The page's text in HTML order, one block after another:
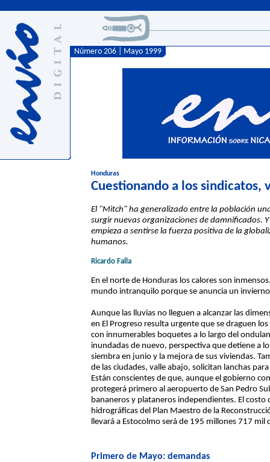
Número 206 | Mayo 1999
Honduras
Cuestionando a los sindicatos,
El "Mitch" ha generalizado entre la población
surgir nuevas organizaciones de damnificados.
empieza a sentirse la fuerza positiva de la
humanos.
Ricardo Falla
En el norte de Honduras los calores son
mundo intranquilo porque se anuncia un
Aunque las lluvias no lleguen a alcanzar las
en El Progreso resulta urgente que se draguen
con innumerables boquetes a lo largo del
inundadas de nuevo, perspectiva que detiene a
siembra en junio y la mejora de sus viviendas.
de las ciudades, valle abajo, solicitan lanchas
Están conscientes de que, aunque el gobierno
protegerá primero al aeropuerto de San Pedro
bananeros y plataneros independientes. El costo
hidrográficas del Plan Maestro de la
llevará a Estocolmo será de 195 millones 717 mil
Primero de Mayo: demandas